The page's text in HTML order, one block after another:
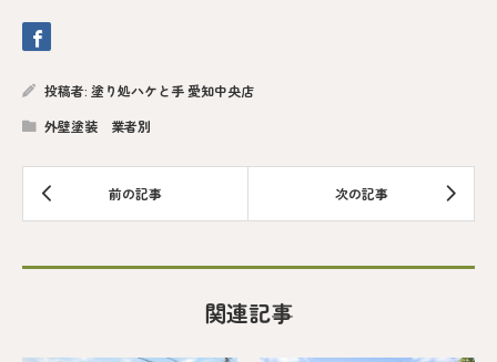
投稿者: 塗り処ハケと手 愛知中央店
外壁塗装 業者別
関連記事